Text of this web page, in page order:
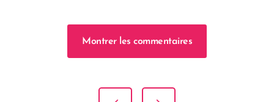
Montrer les commentaires
Navigation de l’article